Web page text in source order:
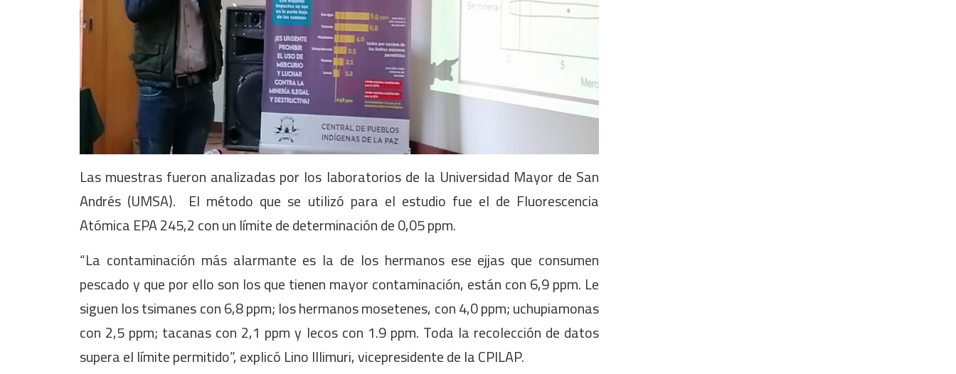
Las muestras fueron analizadas por los laboratorios de la Universidad Mayor de San
Andrés (UMSA). El método que se utilizó para el estudio fue el de Fluorescencia
Atómica EPA 245,2 con un límite de determinación de 0,05 ppm.
“La contaminación más alarmante es la de los hermanos ese ejjas que consumen
pescado y que por ello son los que tienen mayor contaminación, están con 6,9 ppm. Le
siguen los tsimanes con 6,8 ppm; los hermanos mosetenes, con 4,0 ppm; uchupiamonas
con 2,5 ppm; tacanas con 2,1 ppm y lecos con 1.9 ppm. Toda la recolección de datos
supera el límite permitido”, explicó Lino Illimuri, vicepresidente de la CPILAP.